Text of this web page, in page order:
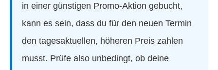
in einer günstigen Promo-Aktion gebucht,
kann es sein, dass du für den neuen Termin
den tagesaktuellen, höheren Preis zahlen
musst. Prüfe also unbedingt, ob deine